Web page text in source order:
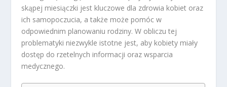
skąpej miesiączki jest kluczowe dla zdrowia kobiet oraz
ich samopoczucia, a także może pomóc w
odpowiednim planowaniu rodziny. W obliczu tej
problematyki niezwykle istotne jest, aby kobiety miały
dostęp do rzetelnych informacji oraz wsparcia
medycznego.